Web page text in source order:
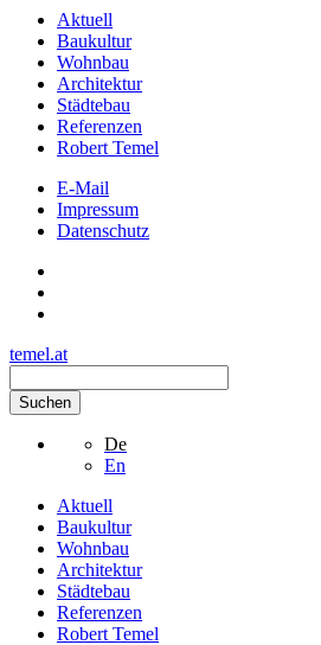
Aktuell
Baukultur
Wohnbau
Architektur
Städtebau
Referenzen
Robert Temel
E-Mail
Impressum
Datenschutz
temel.at
Suchen
De
En
Aktuell
Baukultur
Wohnbau
Architektur
Städtebau
Referenzen
Robert Temel